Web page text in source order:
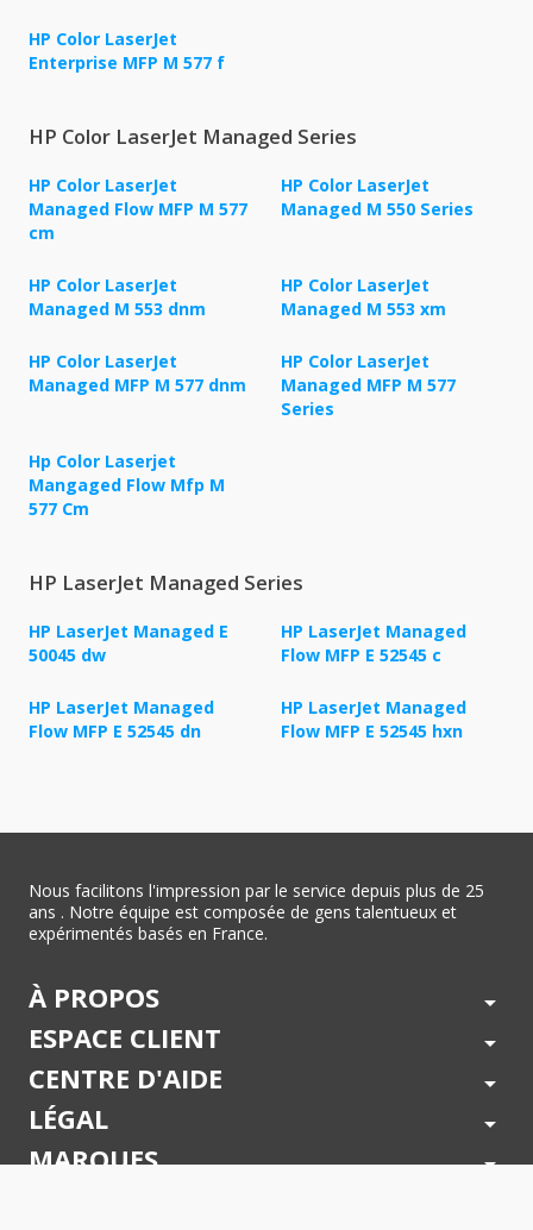
HP Color LaserJet
Enterprise MFP M 577 f
HP Color LaserJet Managed Series
HP Color LaserJet
Managed Flow MFP M 577
cm
HP Color LaserJet
Managed M 550 Series
HP Color LaserJet
Managed M 553 dnm
HP Color LaserJet
Managed M 553 xm
HP Color LaserJet
Managed MFP M 577 dnm
HP Color LaserJet
Managed MFP M 577
Series
Hp Color Laserjet
Mangaged Flow Mfp M
577 Cm
HP LaserJet Managed Series
HP LaserJet Managed E
50045 dw
HP LaserJet Managed
Flow MFP E 52545 c
HP LaserJet Managed
Flow MFP E 52545 dn
HP LaserJet Managed
Flow MFP E 52545 hxn
Nous facilitons l'impression par le service depuis plus de 25
ans . Notre équipe est composée de gens talentueux et
expérimentés basés en France.
À PROPOS arrow_drop_down
ESPACE CLIENT arrow_drop_down
CENTRE D'AIDE arrow_drop_down
LÉGAL arrow_drop_down
MARQUES arrow_drop_down